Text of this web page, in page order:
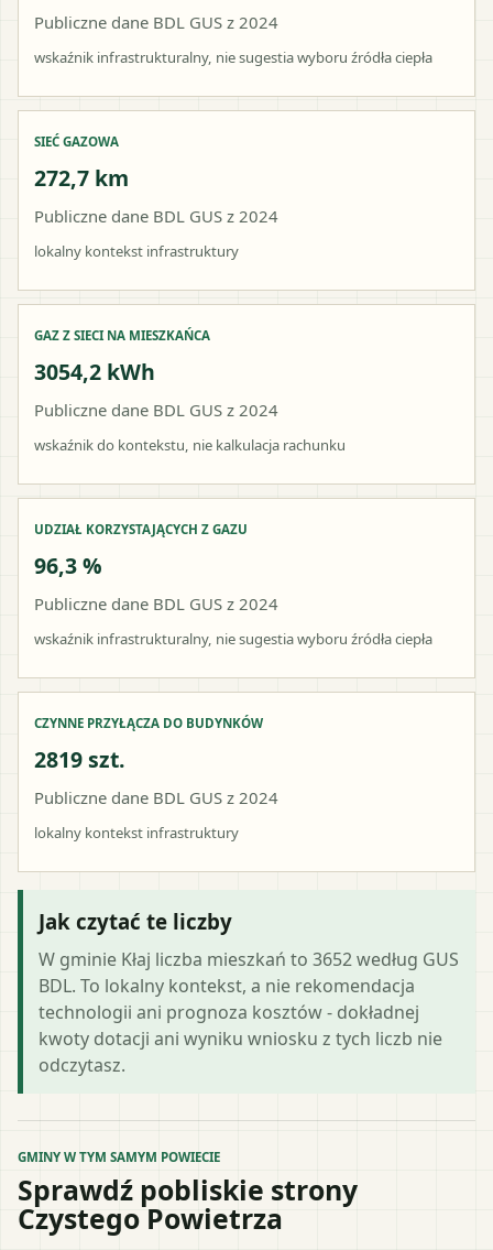
Publiczne dane BDL GUS z 2024
wskaźnik infrastrukturalny, nie sugestia wyboru źródła ciepła
SIEĆ GAZOWA
272,7 km
Publiczne dane BDL GUS z 2024
lokalny kontekst infrastruktury
GAZ Z SIECI NA MIESZKAŃCA
3054,2 kWh
Publiczne dane BDL GUS z 2024
wskaźnik do kontekstu, nie kalkulacja rachunku
UDZIAŁ KORZYSTAJĄCYCH Z GAZU
96,3 %
Publiczne dane BDL GUS z 2024
wskaźnik infrastrukturalny, nie sugestia wyboru źródła ciepła
CZYNNE PRZYŁĄCZA DO BUDYNKÓW
2819 szt.
Publiczne dane BDL GUS z 2024
lokalny kontekst infrastruktury
Jak czytać te liczby
W gminie Kłaj liczba mieszkań to 3652 według GUS
BDL. To lokalny kontekst, a nie rekomendacja
technologii ani prognoza kosztów - dokładnej
kwoty dotacji ani wyniku wniosku z tych liczb nie
odczytasz.
GMINY W TYM SAMYM POWIECIE
Sprawdź pobliskie strony
Czystego Powietrza